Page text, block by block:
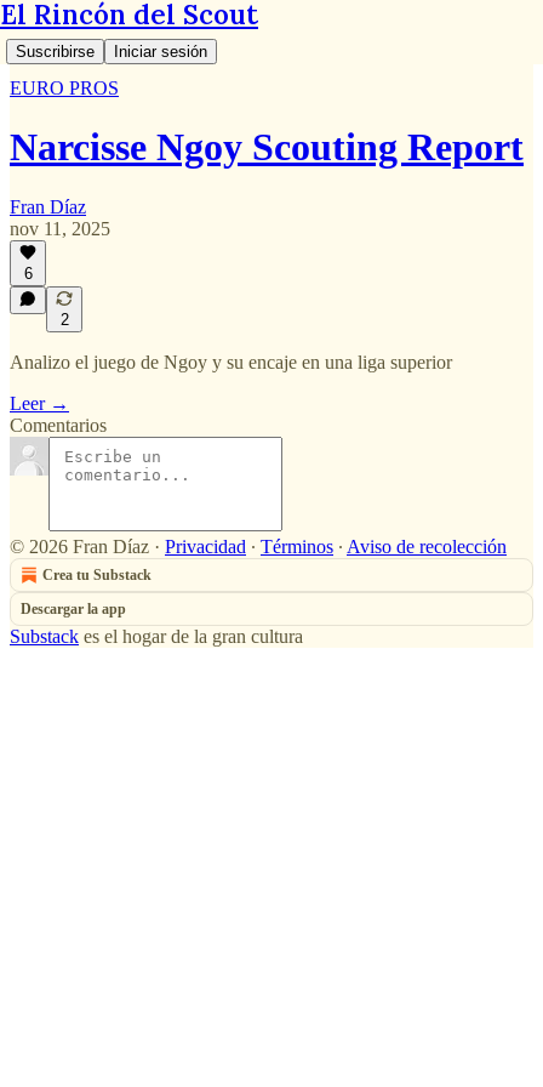
El Rincón del Scout
Suscribirse Iniciar sesión
EURO PROS
Narcisse Ngoy Scouting Report
Fran Díaz
nov 11, 2025
6
2
Analizo el juego de Ngoy y su encaje en una liga superior
Leer →
Comentarios
© 2026 Fran Díaz · Privacidad ∙ Términos ∙ Aviso de recolección
Crea tu Substack
Descargar la app
Substack es el hogar de la gran cultura